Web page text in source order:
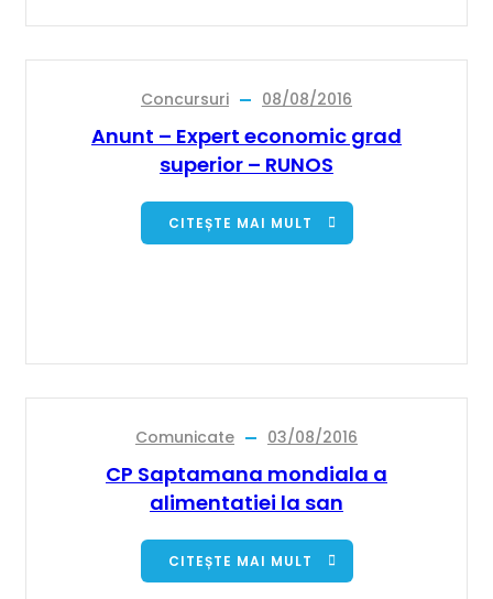
Concursuri 08/08/2016
Anunt – Expert economic grad
superior – RUNOS
CITEȘTE MAI MULT
Comunicate 03/08/2016
CP Saptamana mondiala a
alimentatiei la san
CITEȘTE MAI MULT